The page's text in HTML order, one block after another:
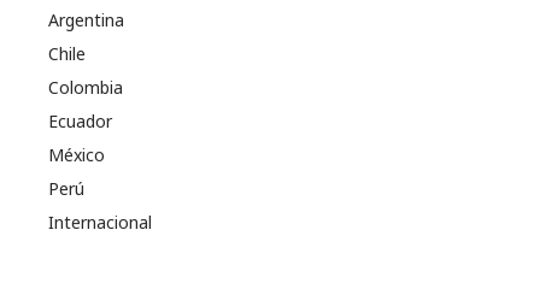
Argentina
Chile
Colombia
Ecuador
México
Perú
Internacional